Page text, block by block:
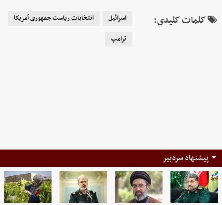
کلمات کلیدی: اسرائیل
انتخابات ریاست جمهوری آمریکا
ترامپ
پیشنهاد سردبیر